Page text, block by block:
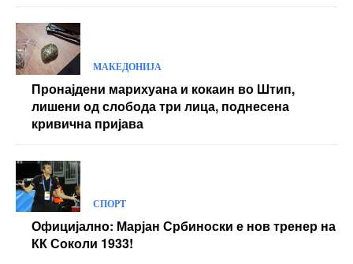
МАКЕДОНИЈА
Пронајдени марихуана и кокаин во Штип,
лишени од слобода три лица, поднесена
кривична пријава
СПОРТ
Официјално: Марјан Србиноски е нов тренер на
КК Соколи 1933!